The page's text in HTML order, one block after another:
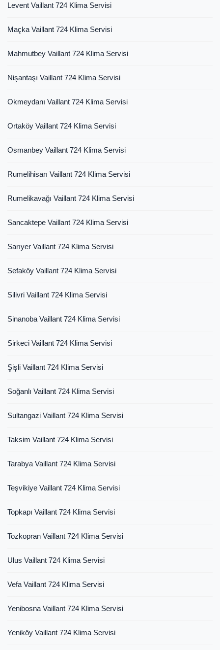
Levent Vaillant 724 Klima Servisi
Maçka Vaillant 724 Klima Servisi
Mahmutbey Vaillant 724 Klima Servisi
Nişantaşı Vaillant 724 Klima Servisi
Okmeydanı Vaillant 724 Klima Servisi
Ortaköy Vaillant 724 Klima Servisi
Osmanbey Vaillant 724 Klima Servisi
Rumelihisarı Vaillant 724 Klima Servisi
Rumelikavağı Vaillant 724 Klima Servisi
Sancaktepe Vaillant 724 Klima Servisi
Sarıyer Vaillant 724 Klima Servisi
Sefaköy Vaillant 724 Klima Servisi
Silivri Vaillant 724 Klima Servisi
Sinanoba Vaillant 724 Klima Servisi
Sirkeci Vaillant 724 Klima Servisi
Şişli Vaillant 724 Klima Servisi
Soğanlı Vaillant 724 Klima Servisi
Sultangazi Vaillant 724 Klima Servisi
Taksim Vaillant 724 Klima Servisi
Tarabya Vaillant 724 Klima Servisi
Teşvikiye Vaillant 724 Klima Servisi
Topkapı Vaillant 724 Klima Servisi
Tozkopran Vaillant 724 Klima Servisi
Ulus Vaillant 724 Klima Servisi
Vefa Vaillant 724 Klima Servisi
Yenibosna Vaillant 724 Klima Servisi
Yeniköy Vaillant 724 Klima Servisi